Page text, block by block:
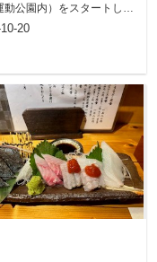
動公園内）をスタートし、
宮前にフィニッシュするコ
20